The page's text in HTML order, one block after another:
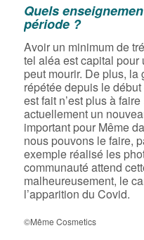
Quels
période ?
Avoir un minimum de
tel aléa est capital
peut mourir. De plus, la
répétée depuis le
est fait n’est plus à
actuellement un
important pour Même
nous pouvons le faire,
exemple réalisé les
communauté attend
malheureusement, le
l’apparition du Covid.
©Même Cosmetics